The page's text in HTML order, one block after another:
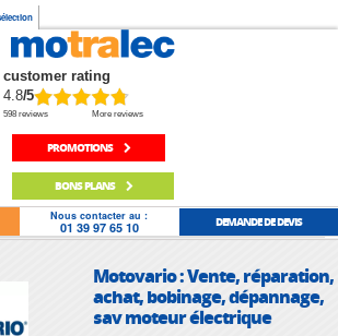
customer rating
4.8/5
598 reviews More reviews
PROMOTIONS
BONS PLANS
Nous contacter au :
01 39 97 65 10 DEMANDE DE DEVIS
Motovario : Vente, réparation,
achat, bobinage, dépannage,
sav moteur électrique